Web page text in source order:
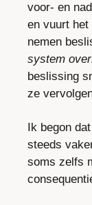
voor- en
en vuurt
system
beslissing
ze
Ik begon
steeds
soms zelfs